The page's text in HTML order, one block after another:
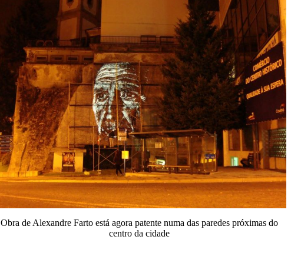
Obra de Alexandre Farto está agora patente numa das paredes próximas do
centro da cidade